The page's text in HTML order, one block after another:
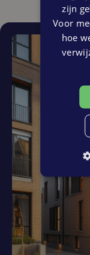
zijn
Voor
hoe